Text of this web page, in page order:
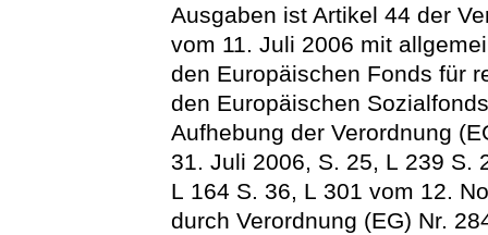
Ausgaben ist Artikel 44 der
vom 11. Juli 2006 mit
den Europäischen Fonds für
den Europäischen
Aufhebung der Verordnung
31. Juli 2006, S. 25, L 239 S.
L 164 S. 36, L 301 vom 12.
durch Verordnung (EG) Nr.